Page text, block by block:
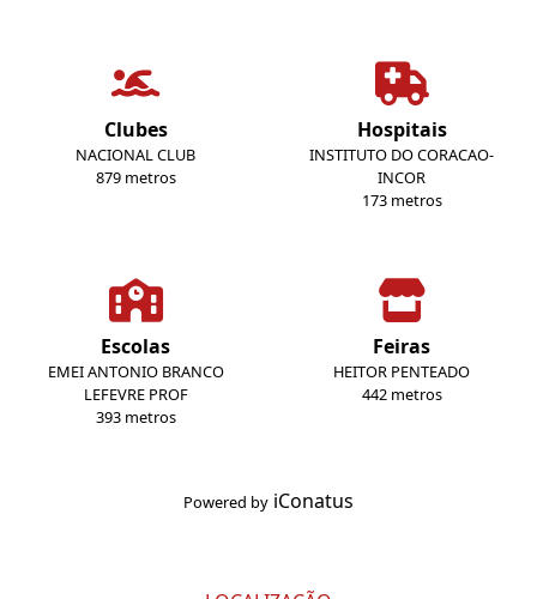
Clubes
NACIONAL CLUB
879 metros
Hospitais
INSTITUTO DO CORACAO-
INCOR
173 metros
Escolas
EMEI ANTONIO BRANCO
LEFEVRE PROF
393 metros
Feiras
HEITOR PENTEADO
442 metros
Powered by iConatus